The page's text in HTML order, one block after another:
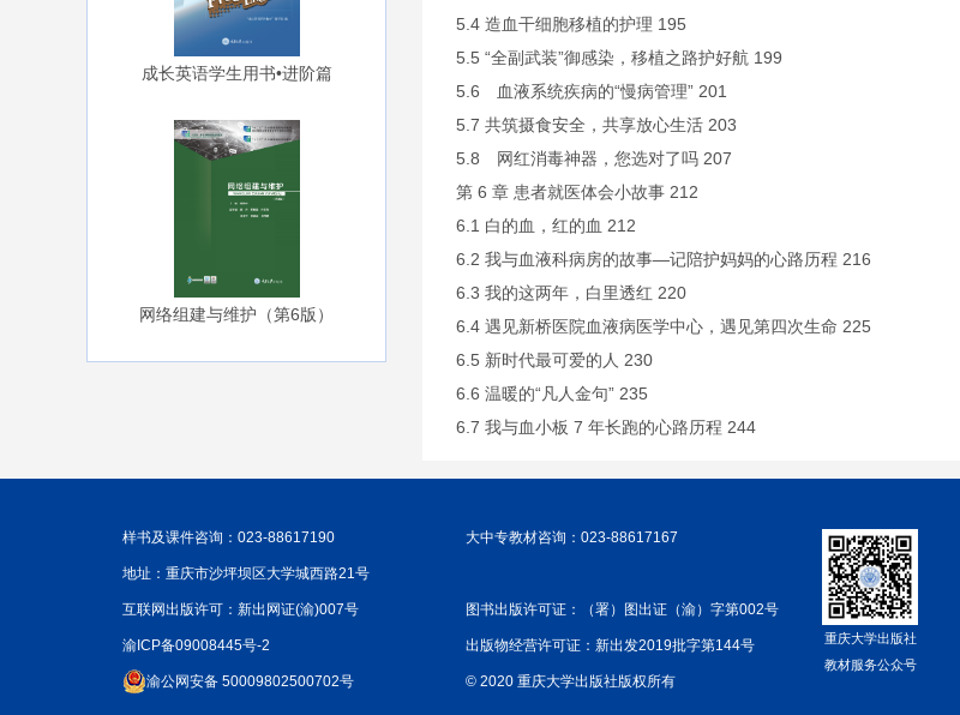
成长英语学生用书•进阶篇
网络组建与维护（第6版）
5.4 造血干细胞移植的护理 195
5.5 “全副武装”御感染，移植之路护好航 199
5.6 血液系统疾病的“慢病管理” 201
5.7 共筑摄食安全，共享放心生活 203
5.8 网红消毒神器，您选对了吗 207
第 6 章 患者就医体会小故事 212
6.1 白的血，红的血 212
6.2 我与血液科病房的故事—记陪护妈妈的心路历程 216
6.3 我的这两年，白里透红 220
6.4 遇见新桥医院血液病医学中心，遇见第四次生命 225
6.5 新时代最可爱的人 230
6.6 温暖的“凡人金句” 235
6.7 我与血小板 7 年长跑的心路历程 244
样书及课件咨询：023-88617190 大中专教材咨询：023-88617167
地址：重庆市沙坪坝区大学城西路21号
互联网出版许可：新出网证(渝)007号 图书出版许可证：（署）图出证（渝）字第002号
渝ICP备09008445号-2 出版物经营许可证：新出发2019批字第144号
渝公网安备 50009802500702号 © 2020 重庆大学出版社版权所有
重庆大学出版社
教材服务公众号